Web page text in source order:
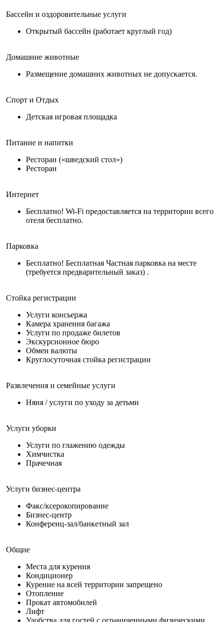
Бассейн и оздоровительные услуги
Открытый бассейн (работает круглый год)
Домашние животные
Размещение домашних животных не допускается.
Спорт и Отдых
Детская игровая площадка
Питание и напитки
Ресторан («шведский стол»)
Ресторан
Интернет
Бесплатно! Wi-Fi предоставляется на территории всего
отеля бесплатно.
Парковка
Бесплатно! Бесплатная Частная парковка на месте
(требуется предварительный заказ) .
Стойка регистрации
Услуги консьержа
Камера хранения багажа
Услуги по продаже билетов
Экскурсионное бюро
Обмен валюты
Круглосуточная стойка регистрации
Развлечения и семейные услуги
Няня / услуги по уходу за детьми
Услуги уборки
Услуги по глажению одежды
Химчистка
Прачечная
Услуги бизнес-центра
Факс/ксерокопирование
Бизнес-центр
Конференц-зал/банкетный зал
Общие
Места для курения
Кондиционер
Курение на всей территории запрещено
Отопление
Прокат автомобилей
Лифт
Удобства для гостей с ограниченными физическими